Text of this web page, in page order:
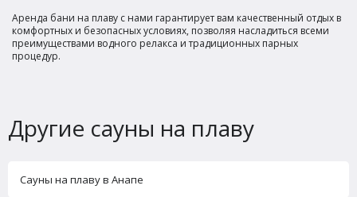
Аренда бани на плаву с нами гарантирует вам качественный отдых в
комфортных и безопасных условиях, позволяя насладиться всеми
преимуществами водного релакса и традиционных парных
процедур.
Другие сауны на плаву
Сауны на плаву в Анапе